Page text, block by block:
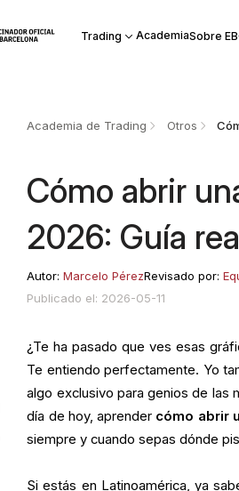
Trading AcademiaSobre
Academia de Trading Otros
Cómo abrir
2026: Guía
Autor:Marcelo PérezRevisado por:
Publicado el: 2026-05-11
¿Te ha pasado que ves esas
Te entiendo perfectamente. Yo
algo exclusivo para genios de las
día de hoy, aprender cómo abrir
siempre y cuando sepas dónde
Si estás en Latinoamérica, ya